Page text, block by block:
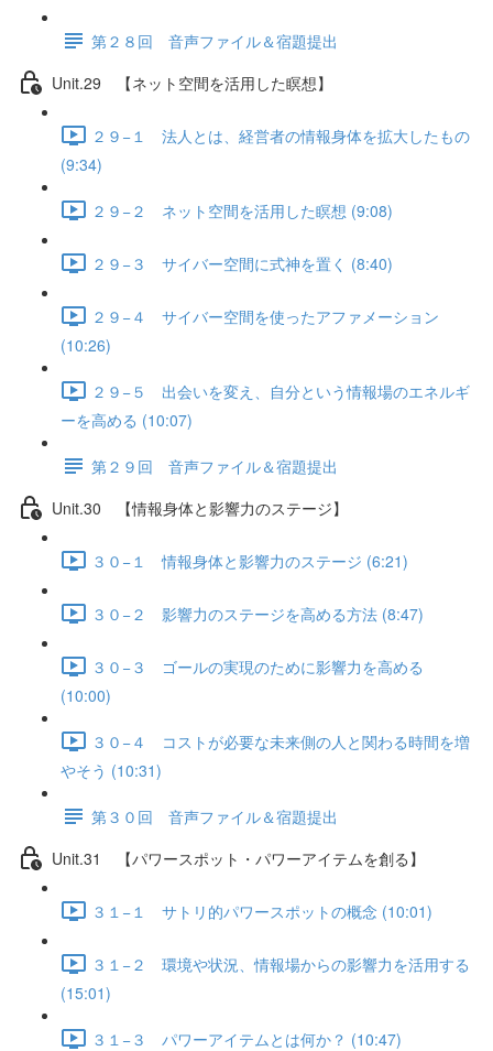
第２８回 音声ファイル＆宿題提出
Unit.29 【ネット空間を活用した瞑想】
２９−１ 法人とは、経営者の情報身体を拡大したもの
(9:34)
２９−２ ネット空間を活用した瞑想 (9:08)
２９−３ サイバー空間に式神を置く (8:40)
２９−４ サイバー空間を使ったアファメーション
(10:26)
２９−５ 出会いを変え、自分という情報場のエネルギ
ーを高める (10:07)
第２９回 音声ファイル＆宿題提出
Unit.30 【情報身体と影響力のステージ】
３０−１ 情報身体と影響力のステージ (6:21)
３０−２ 影響力のステージを高める方法 (8:47)
３０−３ ゴールの実現のために影響力を高める
(10:00)
３０−４ コストが必要な未来側の人と関わる時間を増
やそう (10:31)
第３０回 音声ファイル＆宿題提出
Unit.31 【パワースポット・パワーアイテムを創る】
３１−１ サトリ的パワースポットの概念 (10:01)
３１−２ 環境や状況、情報場からの影響力を活用する
(15:01)
３１−３ パワーアイテムとは何か？ (10:47)